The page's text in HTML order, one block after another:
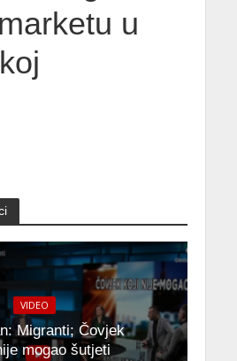
u
VIDEO
Migranti; Čovjek
mogao šutjeti